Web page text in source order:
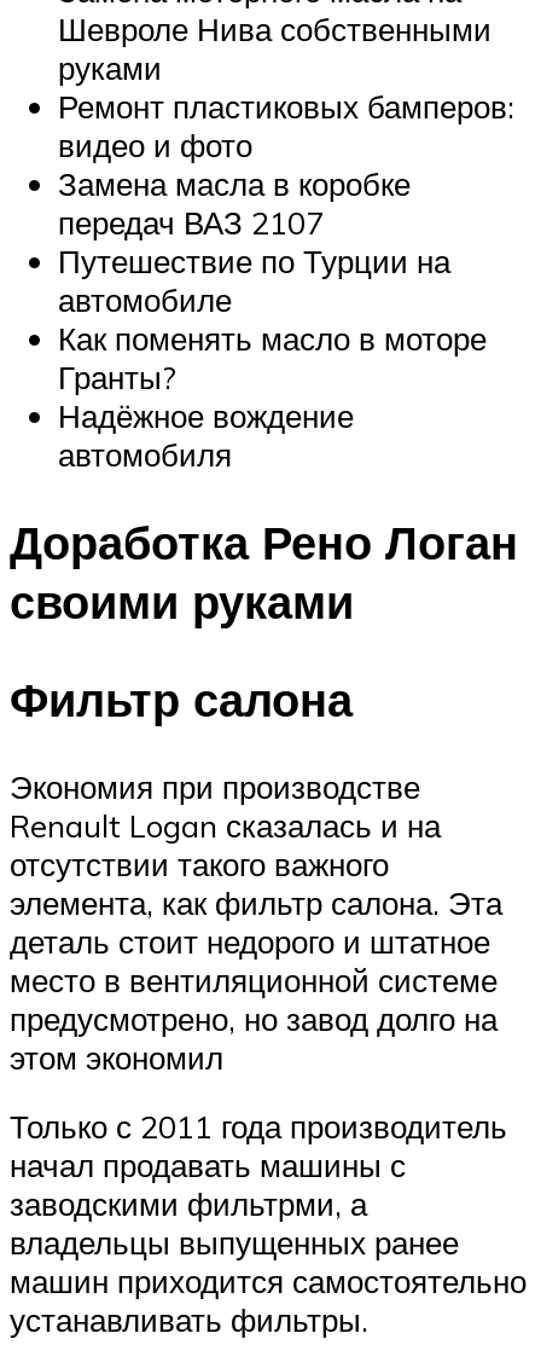
Шевроле Нива собственными
руками
Ремонт пластиковых бамперов:
видео и фото
Замена масла в коробке
передач ВАЗ 2107
Путешествие по Турции на
автомобиле
Как поменять масло в моторе
Гранты?
Надёжное вождение
автомобиля
Доработка Рено Логан
своими руками
Фильтр салона
Экономия при производстве
Renault Logan сказалась и на
отсутствии такого важного
элемента, как фильтр салона. Эта
деталь стоит недорого и штатное
место в вентиляционной системе
предусмотрено, но завод долго на
этом экономил
Только с 2011 года производитель
начал продавать машины с
заводскими фильтрми, а
владельцы выпущенных ранее
машин приходится самостоятельно
устанавливать фильтры.